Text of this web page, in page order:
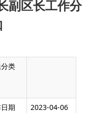
副区长工作分
类
期
2023-04-06